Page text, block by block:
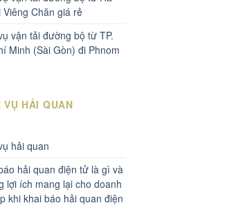
Viêng Chăn giá rẻ
vận tải đường bộ từ TP.
Minh (Sài Gòn) đi Phnom
VỤ HẢI QUAN
hải quan
hải quan điện tử là gì và
lợi ích mang lại cho doanh
khi khai báo hải quan điện